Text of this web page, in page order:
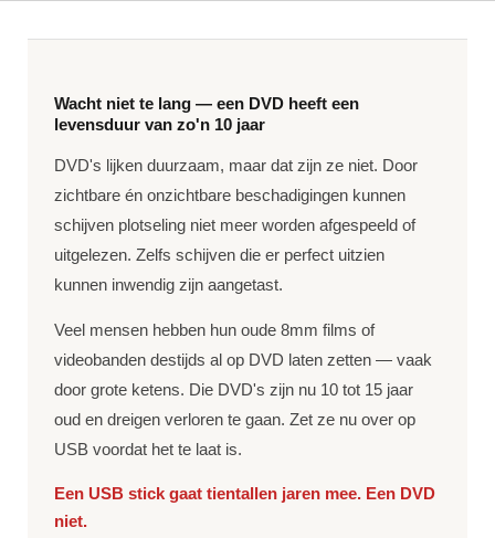
Wacht niet te lang — een DVD heeft een
levensduur van zo'n 10 jaar
DVD's lijken duurzaam, maar dat zijn ze niet. Door
zichtbare én onzichtbare beschadigingen kunnen
schijven plotseling niet meer worden afgespeeld of
uitgelezen. Zelfs schijven die er perfect uitzien
kunnen inwendig zijn aangetast.
Veel mensen hebben hun oude 8mm films of
videobanden destijds al op DVD laten zetten — vaak
door grote ketens. Die DVD's zijn nu 10 tot 15 jaar
oud en dreigen verloren te gaan. Zet ze nu over op
USB voordat het te laat is.
Een USB stick gaat tientallen jaren mee. Een DVD
niet.